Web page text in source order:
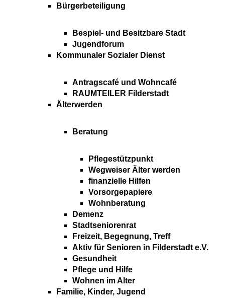
Bürgerbeteiligung
Bespiel- und Besitzbare Stadt
Jugendforum
Kommunaler Sozialer Dienst
Antragscafé und Wohncafé
RAUMTEILER Filderstadt
Älterwerden
Beratung
Pflegestützpunkt
Wegweiser Älter werden
finanzielle Hilfen
Vorsorgepapiere
Wohnberatung
Demenz
Stadtseniorenrat
Freizeit, Begegnung, Treff
Aktiv für Senioren in Filderstadt e.V.
Gesundheit
Pflege und Hilfe
Wohnen im Alter
Familie, Kinder, Jugend